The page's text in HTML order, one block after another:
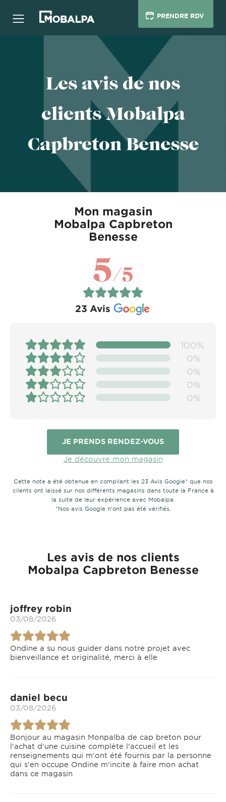
PRENDRE RDV
Les avis de nos
clients Mobalpa
Capbreton Benesse
Mon magasin
Mobalpa Capbreton
Benesse
5/5
23 Avis
100%
0%
0%
0%
0%
JE PRENDS RENDEZ-VOUS
Je découvre mon magasin
Cette note a été obtenue en compilant les 23 Avis Google* que nos
clients ont laissé sur nos différents magasins dans toute la France à
la suite de leur expérience avec Mobalpa.
*Nos avis Google n’ont pas été vérifiés.
Les avis de nos clients
Mobalpa Capbreton Benesse
joffrey robin
03/08/2026
Ondine a su nous guider dans notre projet avec
bienveillance et originalité, merci à elle
daniel becu
03/08/2026
Bonjour au magasin Monpalba de cap breton pour
l'achat d'une cuisine complète l'accueil et les
renseignements qui m'ont été fournis par la personne
qui s'en occupe Ondine m'incite à faire mon achat
dans ce magasin